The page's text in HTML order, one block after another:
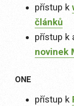
přístup k
článků
přístup k
novinek
ONE
přístup k